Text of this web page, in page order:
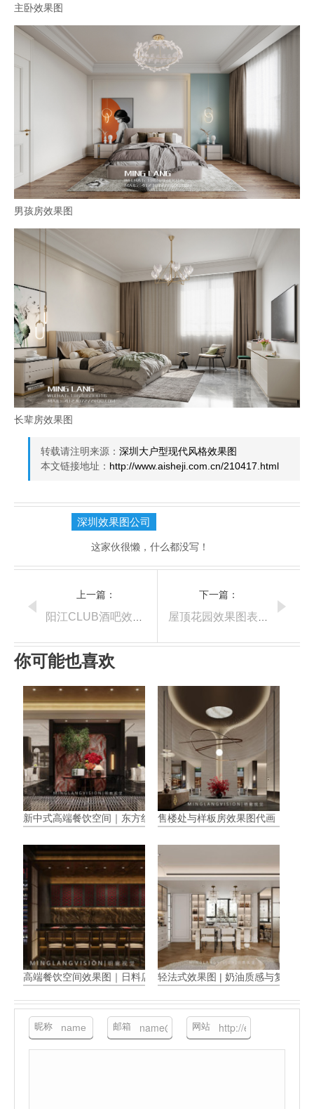
主卧效果图
男孩房效果图
长辈房效果图
转载请注明来源： 深圳大户型现代风格效果图
本文链接地址： http://www.aisheji.com.cn/210417.html
深圳效果图公司
这家伙很懒，什么都没写！
上一篇：
下一篇：
你可能也喜欢
新中式高端餐饮空间｜东方红韵与现代奢石碰撞的视觉效果图解析
售楼处与样板房效果图代画
高端餐饮空间效果图｜日料店设计轻法式效果图 | 奶油质感与复古浪
昵称 邮箱 网站